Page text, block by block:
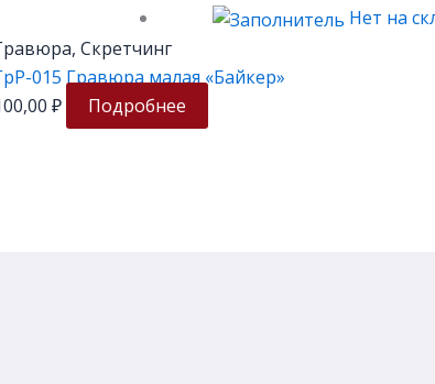
Нет на
Скретчинг
015 Гравюра малая «Байкер»
₽ Подробнее